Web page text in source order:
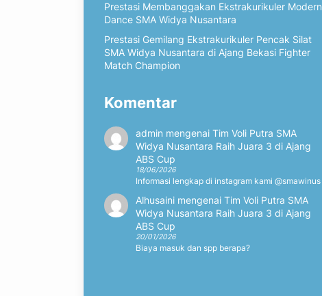
Prestasi Membanggakan Ekstrakurikuler Modern
Dance SMA Widya Nusantara
Prestasi Gemilang Ekstrakurikuler Pencak Silat
SMA Widya Nusantara di Ajang Bekasi Fighter
Match Champion
Komentar
admin mengenai Tim Voli Putra SMA
Widya Nusantara Raih Juara 3 di Ajang
ABS Cup
18/06/2026
Informasi lengkap di instagram kami @smawinus
Alhusainimengenai Tim Voli Putra SMA
Widya Nusantara Raih Juara 3 di Ajang
ABS Cup
20/01/2026
Biaya masuk dan spp berapa?